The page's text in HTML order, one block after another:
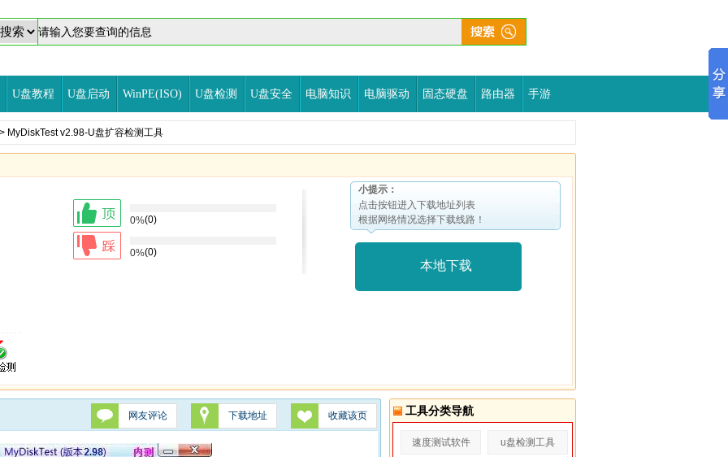
U盘教程 U盘启动 WinPE(ISO) U盘检测 U盘安全 电脑知识 电脑驱动 固态硬盘 路由器 手游
MyDiskTest v2.98-U盘扩容检测工具
0%(0)
0%(0)
小提示：
点击按钮进入下载地址列表
根据网络情况选择下载线路！
本地下载
网友评论 下载地址 收藏该页 工具分类导航
速度测试软件 u盘检测工具